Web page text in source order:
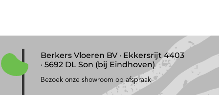
Berkers Vloeren BV · Ekkersrijt 4403
· 5692 DL Son (bij Eindhoven)
Bezoek onze showroom op afspraak